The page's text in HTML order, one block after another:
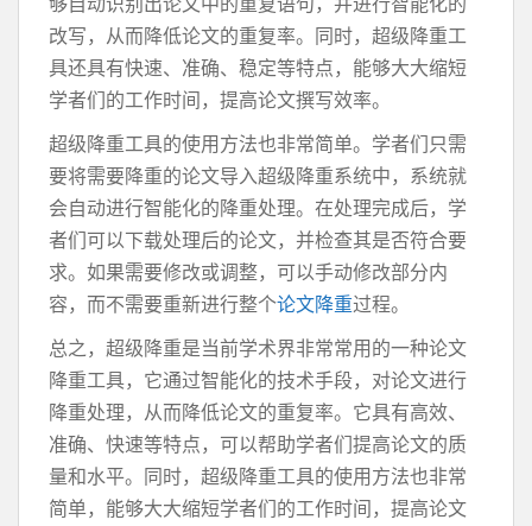
改写，从而降低论文的重复率。同时，超级降重工
具还具有快速、准确、稳定等特点，能够大大缩短
学者们的工作时间，提高论文撰写效率。
超级降重工具的使用方法也非常简单。学者们只需
要将需要降重的论文导入超级降重系统中，系统就
会自动进行智能化的降重处理。在处理完成后，学
者们可以下载处理后的论文，并检查其是否符合要
求。如果需要修改或调整，可以手动修改部分内
容，而不需要重新进行整个论文降重过程。
总之，超级降重是当前学术界非常常用的一种论文
降重工具，它通过智能化的技术手段，对论文进行
降重处理，从而降低论文的重复率。它具有高效、
准确、快速等特点，可以帮助学者们提高论文的质
量和水平。同时，超级降重工具的使用方法也非常
简单，能够大大缩短学者们的工作时间，提高论文